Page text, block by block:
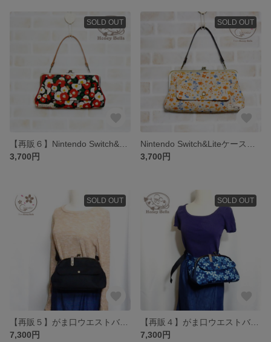
SOLD OUT
3,700円
SOLD OUT
3,700円
SOLD OUT
7,300円
SOLD OUT
7,300円